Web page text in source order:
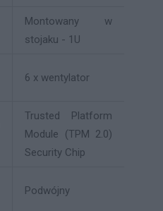
Montowany w
stojaku - 1U
6 x wentylator
Trusted Platform
Module (TPM 2.0)
Security Chip
Podwójny